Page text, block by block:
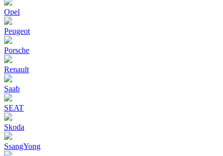
Opel
Peugeot
Porsche
Renault
Saab
SEAT
Skoda
SsangYong